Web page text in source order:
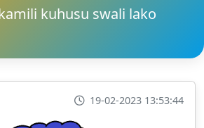
kuhusu swali lako
19-02-2023 13:53:44